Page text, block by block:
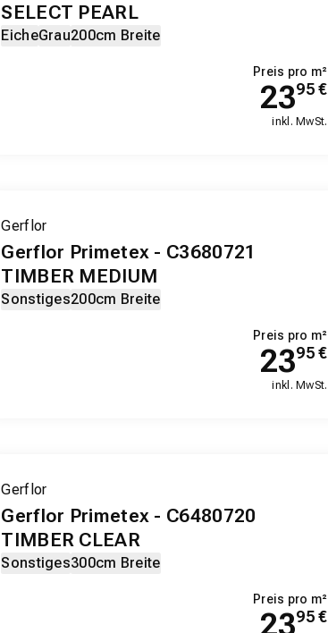
SELECT PEARL
EicheGrau200cm Breite
Preis pro m²
2395€
inkl. MwSt.
Gerflor
Gerflor Primetex - C3680721
TIMBER MEDIUM
Sonstiges200cm Breite
Preis pro m²
2395€
inkl. MwSt.
Gerflor
Gerflor Primetex - C6480720
TIMBER CLEAR
Sonstiges300cm Breite
Preis pro m²
2395€